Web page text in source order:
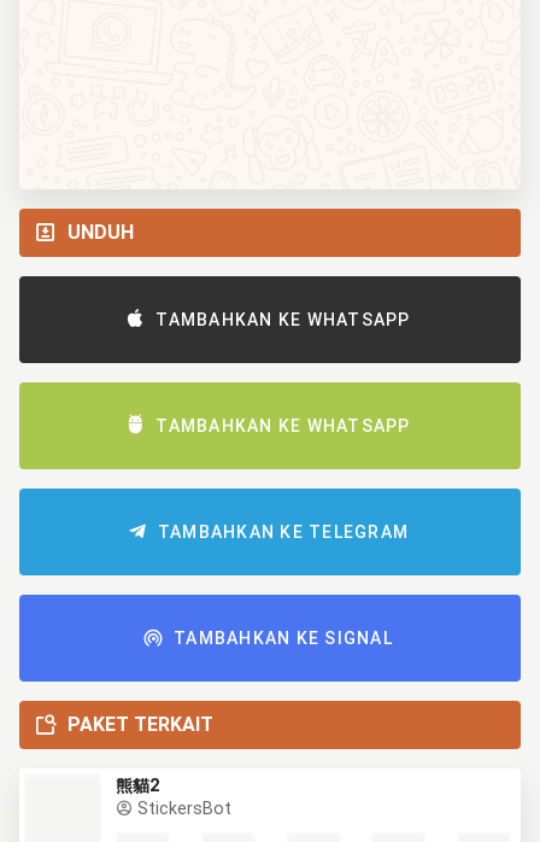
UNDUH
TAMBAHKAN KE WHATSAPP
TAMBAHKAN KE WHATSAPP
TAMBAHKAN KE TELEGRAM
TAMBAHKAN KE SIGNAL
PAKET TERKAIT
熊貓2
StickersBot